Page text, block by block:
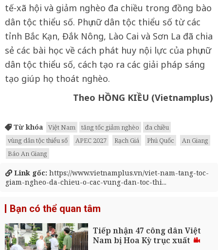
tế-xã hội và giảm nghèo đa chiều trong đồng bào
dân tộc thiểu số. Phụ nữ dân tộc thiểu số từ các
tỉnh Bắc Kạn, Đắk Nông, Lào Cai và Sơn La đã chia
sẻ các bài học về cách phát huy nội lực của phụ nữ
dân tộc thiểu số, cách tạo ra các giải pháp sáng
tạo giúp họ thoát nghèo.
Theo HỒNG KIỀU (Vietnamplus)
Từ khóa Việt Nam tăng tốc giảm nghèo
đa chiều
vùng dân tộc thiểu số
APEC 2027 Rạch Giá Phú Quốc
An Giang
Báo An Giang
Link gốc: https://www.vietnamplus.vn/viet-nam-tang-toc-
giam-ngheo-da-chieu-o-cac-vung-dan-toc-thi...
Bạn có thể quan tâm
Tiếp nhận 47 công dân Việt
Nam bị Hoa Kỳ trục xuất